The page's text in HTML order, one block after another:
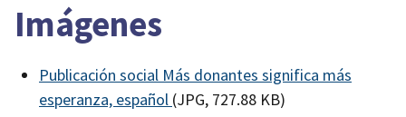
Imágenes
Publicación social Más donantes significa más
esperanza, español (JPG, 727.88 KB)